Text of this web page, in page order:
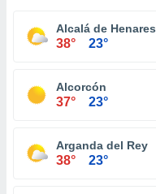
Alcalá de Henares
38° 23°
Alcorcón
37° 23°
Arganda del Rey
38° 23°